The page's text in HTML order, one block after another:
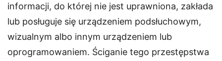
informacji, do której nie jest uprawniona, zakłada
lub posługuje się urządzeniem podsłuchowym,
wizualnym albo innym urządzeniem lub
oprogramowaniem. Ściganie tego przestępstwa